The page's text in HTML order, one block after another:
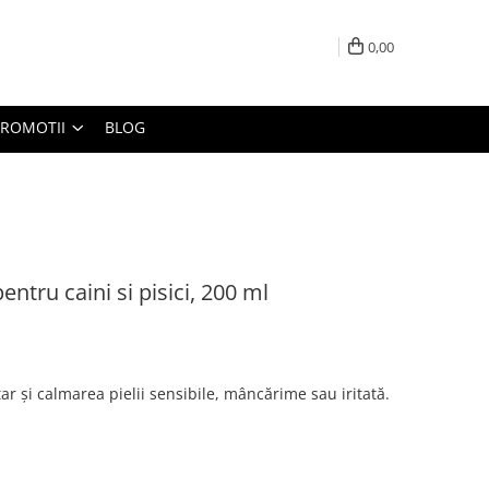
0,00
BLOG
caini si pisici, 200 ml
și calmarea pielii sensibile, mâncărime sau iritată.